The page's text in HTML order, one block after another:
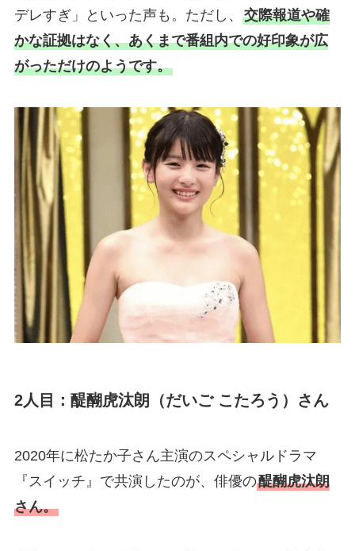
デレすぎ」といった声も。ただし、 交際報道や確
かな証拠はなく、あくまで番組内での好印象が広
がっただけのようです。
2人目：醍醐虎汰朗（だいご こたろう）さん
2020年に松たか子さん主演のスペシャルドラマ
『スイッチ』で共演したのが、俳優の醍醐虎汰朗
さん。